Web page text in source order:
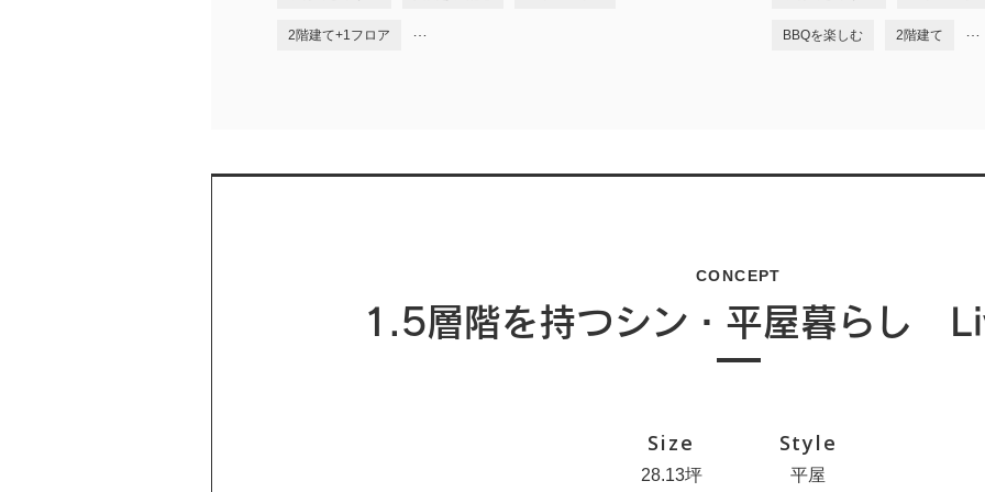
2階建て+1フロア BBQを楽しむ 2階建て
CONCEPT
1.5層階を持つシン・平屋暮らし
Size
28.13坪
Style
平屋